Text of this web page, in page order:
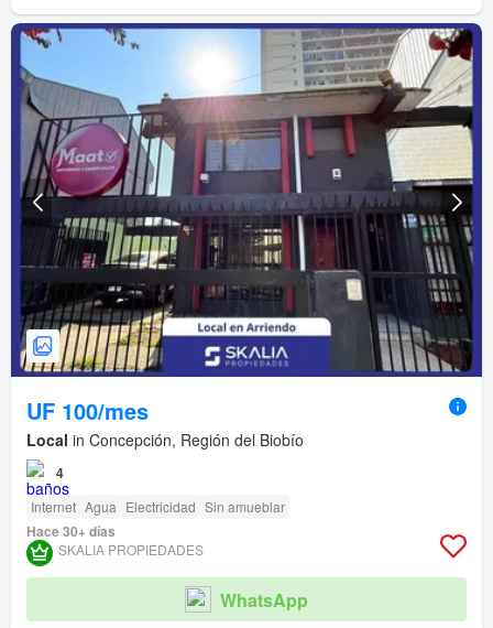
UF 100/mes
Local in Concepción, Región del Biobío
4
Internet Agua Electricidad Sin amueblar
Hace 30+ días
SKALIA PROPIEDADES
WhatsApp